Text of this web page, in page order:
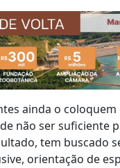
ainda o
não ser suficiente
tem buscado
orientação de